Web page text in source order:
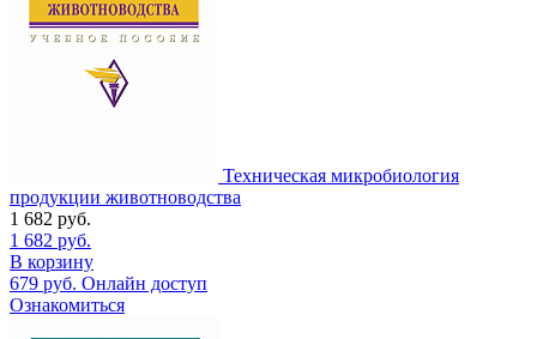
Техническая микробиология
продукции животноводства
1 682 руб.
1 682 руб.
В корзину
679 руб. Онлайн доступ
Ознакомиться